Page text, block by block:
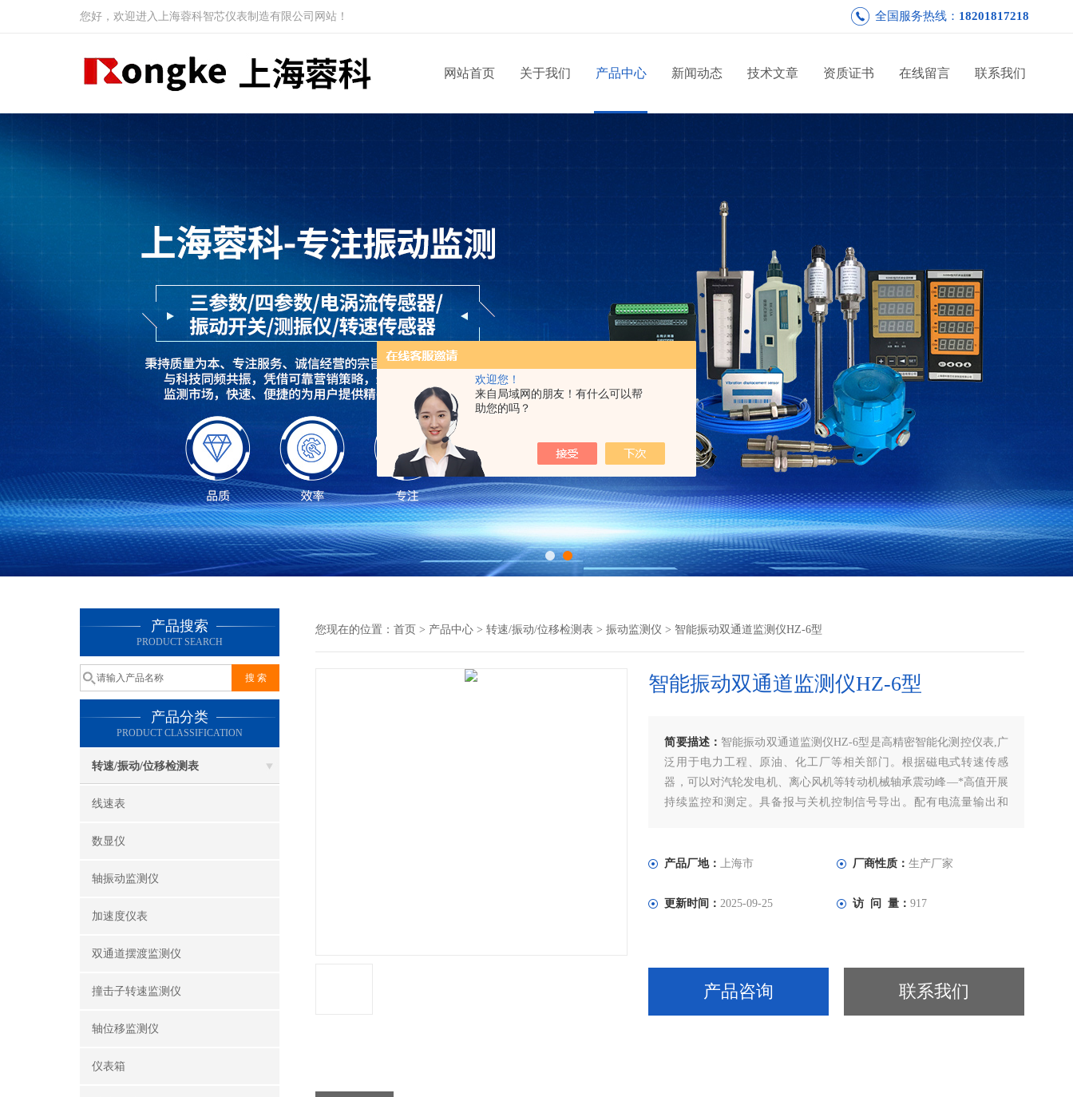
欢迎您！
来自局域网的朋友！有什么可以帮
助您的吗？
您好，欢迎进入上海蓉科智芯仪表制造有限公司网站！ 全国服务热线： 18201817218
网站首页 关于我们 产品中心 新闻动态 技术文章 资质证书 在线留言 联系我们
产品搜索
PRODUCT SEARCH
产品分类
PRODUCT CLASSIFICATION
转速/振动/位移检测表
线速表
数显仪
轴振动监测仪
加速度仪表
双通道摆渡监测仪
撞击子转速监测仪
轴位移监测仪
仪表箱
您现在的位置： 首页 > 产品中心 > 转速/振动/位移检测表 > 振动监测仪 > 智能振动双通道监测仪HZ-6型
智能振动双通道监测仪HZ-6型
简要描述： 智能振动双通道监测仪HZ-6型是高精密智能化测控仪表,广
泛用于电力工程、原油、化工厂等相关部门。根据磁电式转速传感
器，可以对汽轮发电机、离心风机等转动机械轴承震动峰—*高值开展
持续监控和测定。具备报与关机控制信号导出。配有电流量输出和
产品厂地：上海市 厂商性质： 生产厂家
更新时间：2025-09-25 访 问 量： 917
产品咨询 联系我们